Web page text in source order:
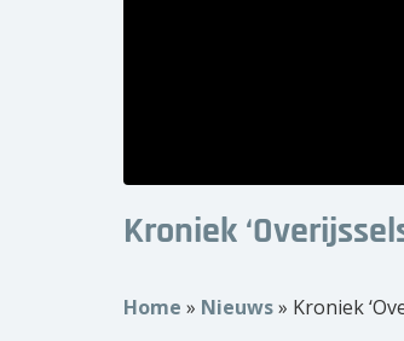
Kroniek
Home » Nieuws» Kroniek